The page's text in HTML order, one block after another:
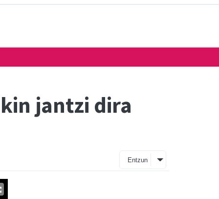
jantzi dira
Entzun